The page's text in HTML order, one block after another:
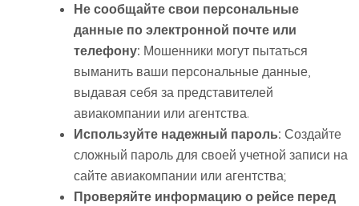
Не сообщайте свои персональные
данные по электронной почте или
телефону: Мошенники могут пытаться
выманить ваши персональные данные,
выдавая себя за представителей
авиакомпании или агентства.
Используйте надежный пароль: Создайте
сложный пароль для своей учетной записи на
сайте авиакомпании или агентства;
Проверяйте информацию о рейсе перед